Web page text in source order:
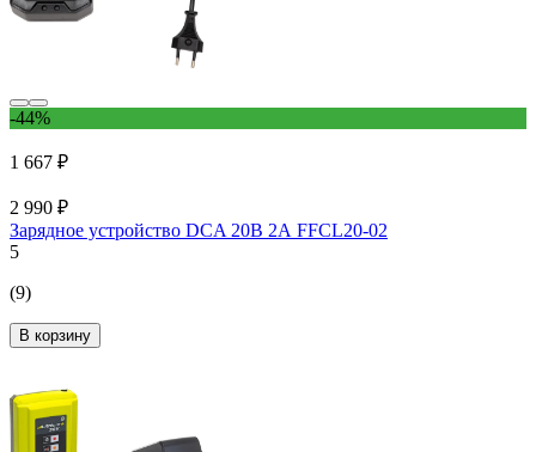
-44%
1 667 ₽
2 990 ₽
Зарядное устройство DCA 20В 2А FFCL20-02
5
(9)
В корзину